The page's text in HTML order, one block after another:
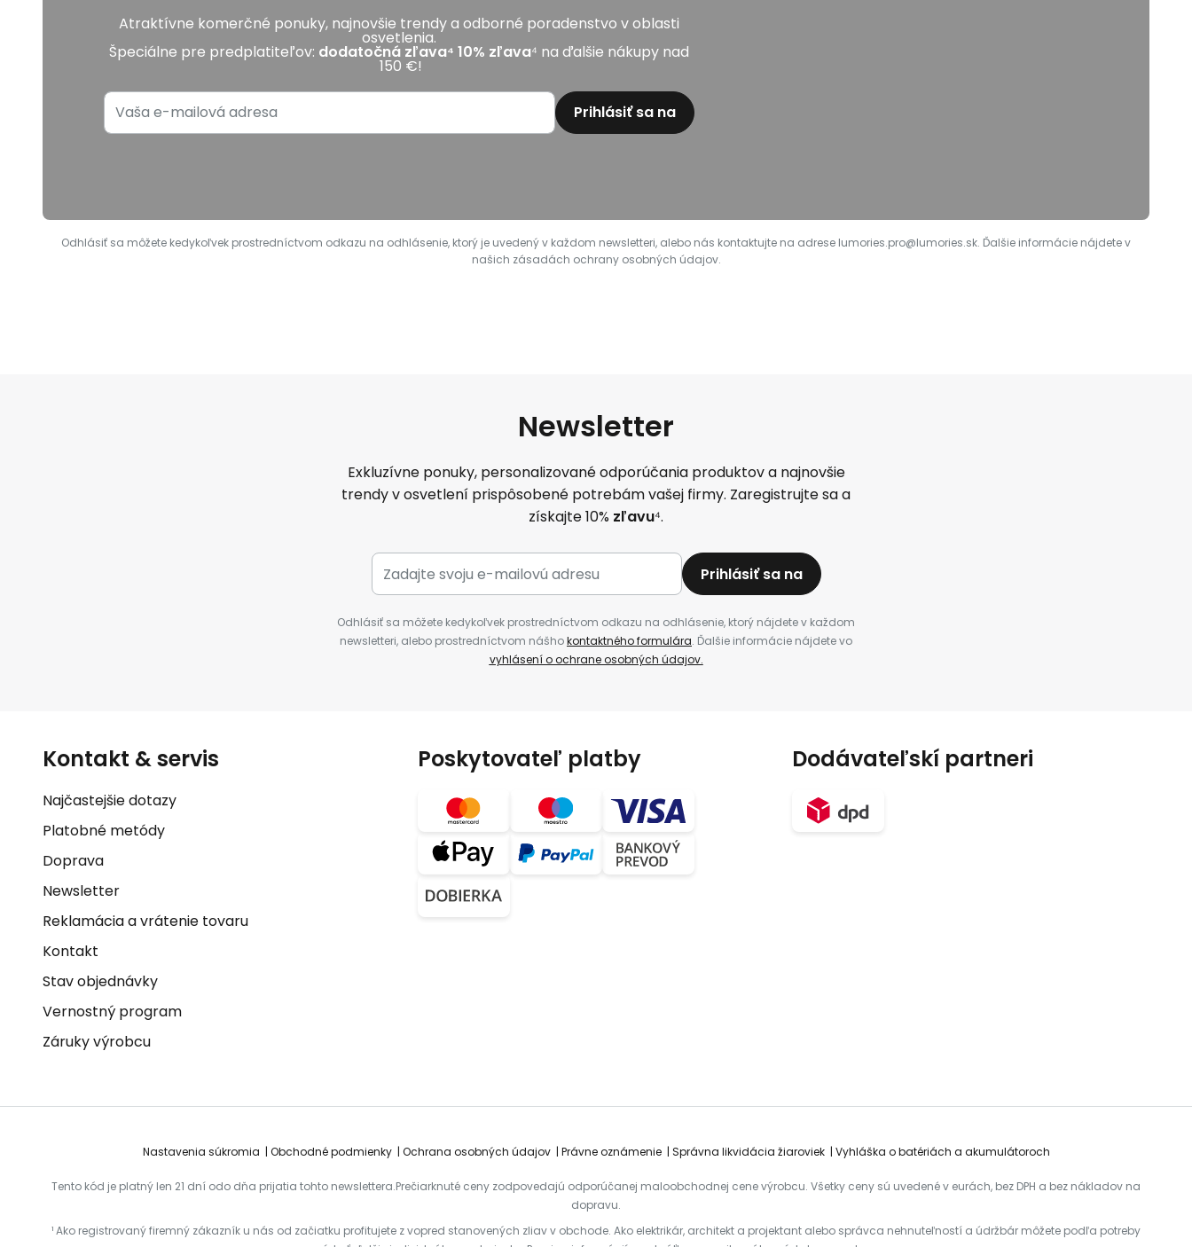
Atraktívne komerčné ponuky, najnovšie trendy a odborné poradenstvo v oblasti
osvetlenia.
Špeciálne pre predplatiteľov: dodatočná zľava⁴ 10% zľava⁴ na ďalšie nákupy nad
150 €!
Prihlásiť sa na
Odhlásiť sa môžete kedykoľvek prostredníctvom odkazu na odhlásenie, ktorý je uvedený v každom newsletteri, alebo nás kontaktujte na adrese lumories.pro@lumories.sk. Ďalšie informácie nájdete v
našich zásadách ochrany osobných údajov.
Newsletter
Exkluzívne ponuky, personalizované odporúčania produktov a najnovšie
trendy v osvetlení prispôsobené potrebám vašej firmy. Zaregistrujte sa a
získajte10% zľavu⁴.
Prihlásiť sa na
Odhlásiť sa môžete kedykoľvek prostredníctvom odkazu na odhlásenie, ktorý nájdete v každom
newsletteri, alebo prostredníctvom nášhokontaktného formulára. Ďalšie informácie nájdete vo
vyhlásení o ochrane osobných údajov.
Kontakt & servis
Najčastejšie dotazy
Platobné metódy
Doprava
Newsletter
Reklamácia a vrátenie tovaru
Kontakt
Stav objednávky
Vernostný program
Záruky výrobcu
Poskytovateľ platby Dodávateľskí partneri
Nastavenia súkromia Obchodné podmienky Ochrana osobných údajov Právne oznámenie Správna likvidácia žiaroviek Vyhláška o batériách a akumulátoroch
Tento kód je platný len 21 dní odo dňa prijatia tohto newslettera.Prečiarknuté ceny zodpovedajú odporúčanej maloobchodnej cene výrobcu. Všetky ceny sú uvedené v eurách, bez DPH a bez nákladov na
dopravu.
¹ Ako registrovaný firemný zákazník u nás od začiatku profitujete z vopred stanovených zliav v obchode. Ako elektrikár, architekt a projektant alebo správca nehnuteľností a údržbár môžete podľa potreby